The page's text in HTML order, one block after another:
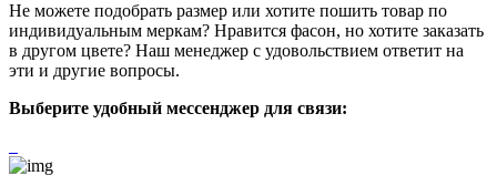
Не можете подобрать размер или хотите пошить товар по
индивидуальным меркам? Нравится фасон, но хотите заказать
в другом цвете? Наш менеджер с удовольствием ответит на
эти и другие вопросы.
Выберите удобный мессенджер для связи: